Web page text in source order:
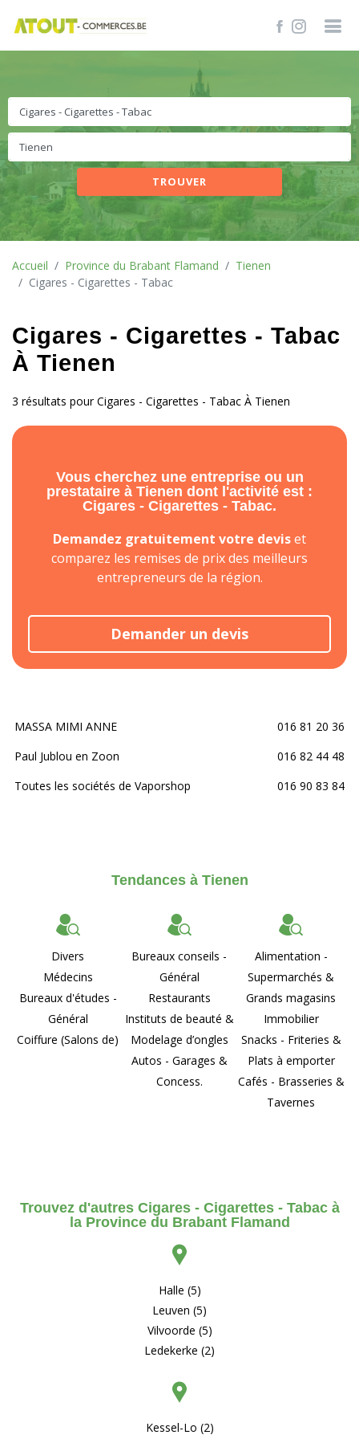
TROUVER
Accueil Province du Brabant Flamand
Tienen
Cigares - Cigarettes - Tabac
Cigares - Cigarettes - Tabac
À Tienen
3 résultats pour Cigares - Cigarettes - Tabac À Tienen
Vous cherchez une entreprise ou un
prestataire à Tienen dont l'activité est :
Cigares - Cigarettes - Tabac.
Demandez gratuitement votre deviset
comparez les remises de prix des meilleurs
entrepreneurs de la région.
Demander un devis
MASSA MIMI ANNE
016 81 20 36
Paul Jublou en Zoon
016 82 44 48
Toutes les sociétés de Vaporshop
016 90 83 84
Tendances à Tienen
Divers
Médecins
Bureaux d'études -
Général
Coiffure (Salons de)
Bureaux conseils -
Général
Restaurants
Instituts de beauté &
Modelage d’ongles
Autos - Garages &
Concess.
Alimentation -
Supermarchés &
Grands magasins
Immobilier
Snacks - Friteries &
Plats à emporter
Cafés - Brasseries &
Tavernes
Trouvez d'autres Cigares - Cigarettes - Tabac à
la Province du Brabant Flamand
Halle (5)
Leuven (5)
Vilvoorde (5)
Ledekerke (2)
Kessel-Lo (2)